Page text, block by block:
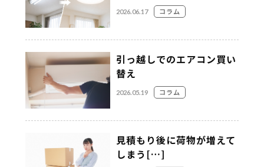
2026.06.17 コラム
引っ越しでのエアコン買い
替え
2026.05.19 コラム
見積もり後に荷物が増えて
しまう[…]